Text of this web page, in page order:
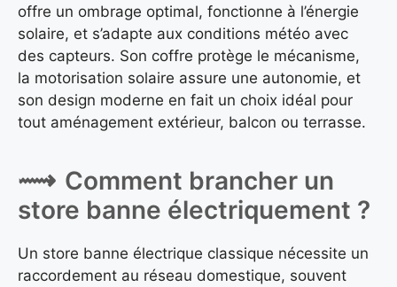
offre un ombrage optimal, fonctionne à l’énergie
solaire, et s’adapte aux conditions météo avec
des capteurs. Son coffre protège le mécanisme,
la motorisation solaire assure une autonomie, et
son design moderne en fait un choix idéal pour
tout aménagement extérieur, balcon ou terrasse.
Comment brancher un
store banne électriquement ?
Un store banne électrique classique nécessite un
raccordement au réseau domestique, souvent